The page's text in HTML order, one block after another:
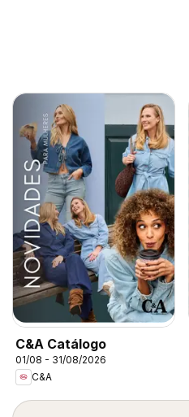
C&A Catálogo
01/08 - 31/08/2026
C&A